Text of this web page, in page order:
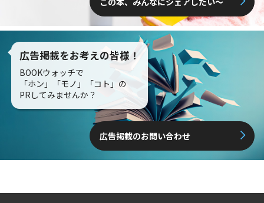
広告掲載をお考えの皆様！
BOOKウォッチで
「ホン」「モノ」「コト」の
PRしてみませんか？
広告掲載のお問い合わせ